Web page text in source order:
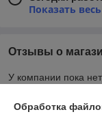
Показать
Отзывы о
У компании пока
Обработка